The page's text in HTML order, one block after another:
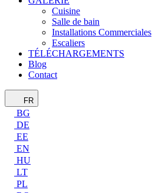
Cuisine
Salle de bain
Installations Commerciales
Escaliers
TÉLÉCHARGEMENTS
Blog
Contact
FR
BG
DE
EE
EN
HU
LT
PL